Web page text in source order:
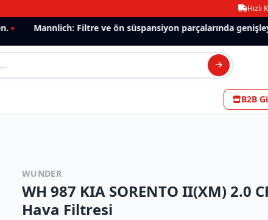
Hızlı
Mannlich: Filtre ve ön süspansiyon parçalarında
B2B
WUNDER
WH 987 KIA SORENTO II(XM) 2.0
Hava Filtresi